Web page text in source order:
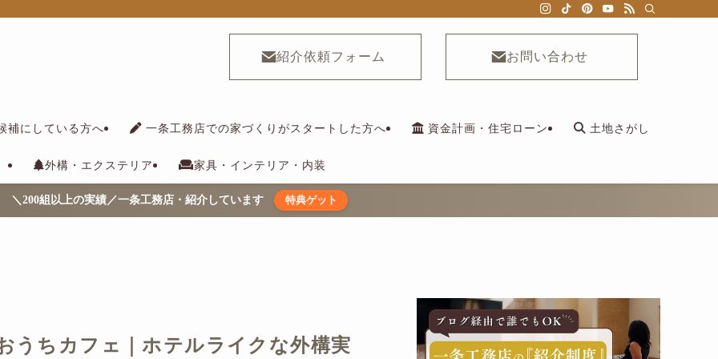
補にしている方へ 一条工務店での家づくりがスタートした方へ 資金計画・住宅ローン 土地さがし
外構・エクステリア 家具・インテリア・内装
紹介依頼フォーム お問い合わせ
＼200組以上の実績／一条工務店・紹介しています 特典ゲット
うちカフェ｜ホテルライクな外構実